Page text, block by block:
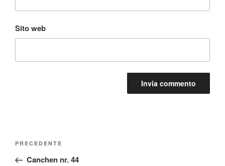
Sito web
Navigazione
Articolo
precedente:
PRECEDENTE
Canchen nr. 44